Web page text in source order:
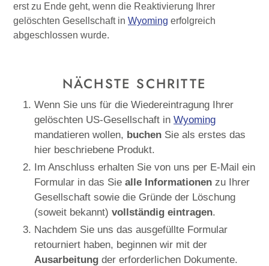
erst zu Ende geht, wenn die Reaktivierung Ihrer
gelöschten Gesellschaft in Wyoming erfolgreich
abgeschlossen wurde.
NÄCHSTE SCHRITTE
Wenn Sie uns für die Wiedereintragung Ihrer
gelöschten US-Gesellschaft in Wyoming
mandatieren wollen, buchen Sie als erstes das
hier beschriebene Produkt.
Im Anschluss erhalten Sie von uns per E-Mail ein
Formular in das Sie alle Informationen zu Ihrer
Gesellschaft sowie die Gründe der Löschung
(soweit bekannt) vollständig eintragen.
Nachdem Sie uns das ausgefüllte Formular
retourniert haben, beginnen wir mit der
Ausarbeitung der erforderlichen Dokumente.